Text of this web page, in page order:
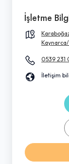
İşletme
0539 231
İletişim